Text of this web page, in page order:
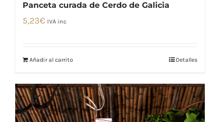
Panceta curada de Cerdo de Galicia
5,23€ IVA inc
Añadir al carrito Detalles